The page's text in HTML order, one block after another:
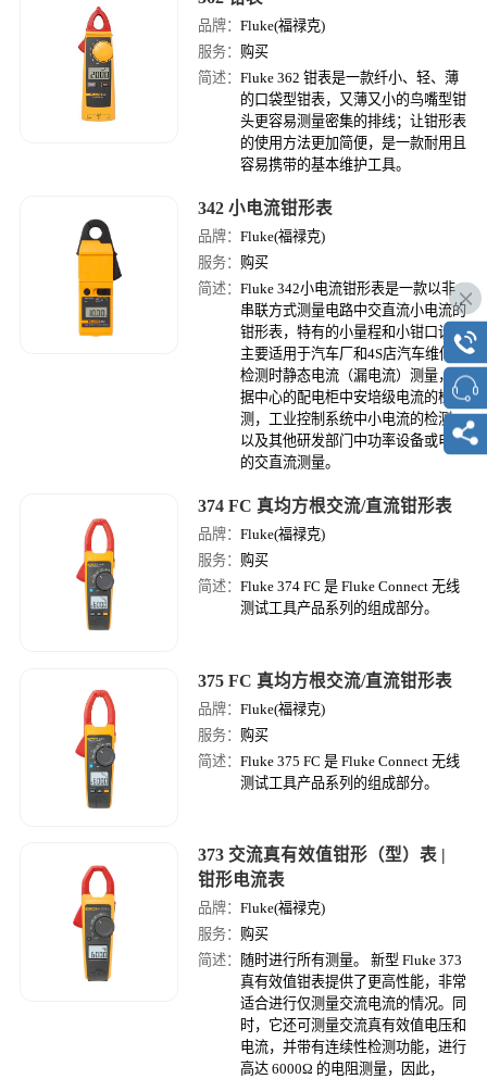
品牌：Fluke(福禄克)
服务： 购买
简述：Fluke 362 钳表是一款纤小、轻、薄
的口袋型钳表，又薄又小的鸟嘴型钳
头更容易测量密集的排线；让钳形表
的使用方法更加简便，是一款耐用且
容易携带的基本维护工具。
342 小电流钳形表
品牌：Fluke(福禄克)
服务： 购买
简述：Fluke 342小电流钳形表是一款以非
串联方式测量电路中交直流小电流的
钳形表，特有的小量程和小钳口设计
主要适用于汽车厂和4S店汽车维修
检测时静态电流（漏电流）测量，数
据中心的配电柜中安培级电流的检
测，工业控制系统中小电流的检测，
以及其他研发部门中功率设备或电路
的交直流测量。
374 FC 真均方根交流/直流钳形表
品牌：Fluke(福禄克)
服务： 购买
简述：Fluke 374 FC 是 Fluke Connect 无线
测试工具产品系列的组成部分。
375 FC 真均方根交流/直流钳形表
品牌：Fluke(福禄克)
服务： 购买
简述：Fluke 375 FC 是 Fluke Connect 无线
测试工具产品系列的组成部分。
373 交流真有效值钳形（型）表 |
钳形电流表
品牌：Fluke(福禄克)
服务： 购买
简述：
随时进行所有测量。 新型 Fluke 373
真有效值钳表提供了更高性能，非常
适合进行仅测量交流电流的情况。同
时，它还可测量交流真有效值电压和
电流，并带有连续性检测功能，进行
高达 6000Ω 的电阻测量，因此，